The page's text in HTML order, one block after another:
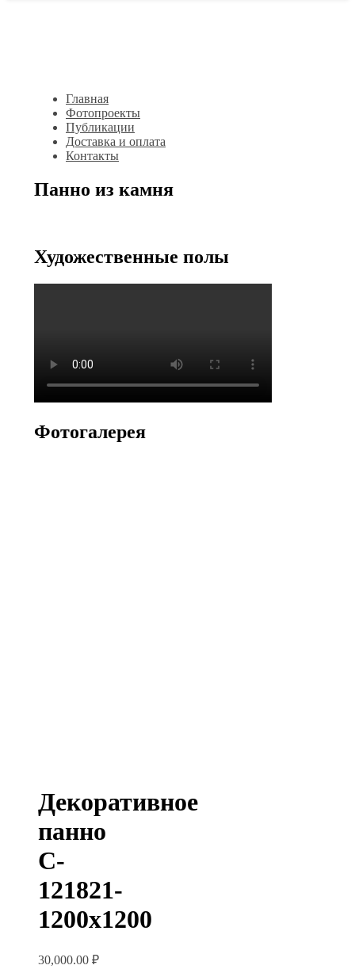
Главная
Фотопроекты
Публикации
Доставка и оплата
Контакты
Панно из камня
Художественные полы
Фотогалерея
Декоративное
панно
C-
121821-
1200х1200
30,000.00 ₽